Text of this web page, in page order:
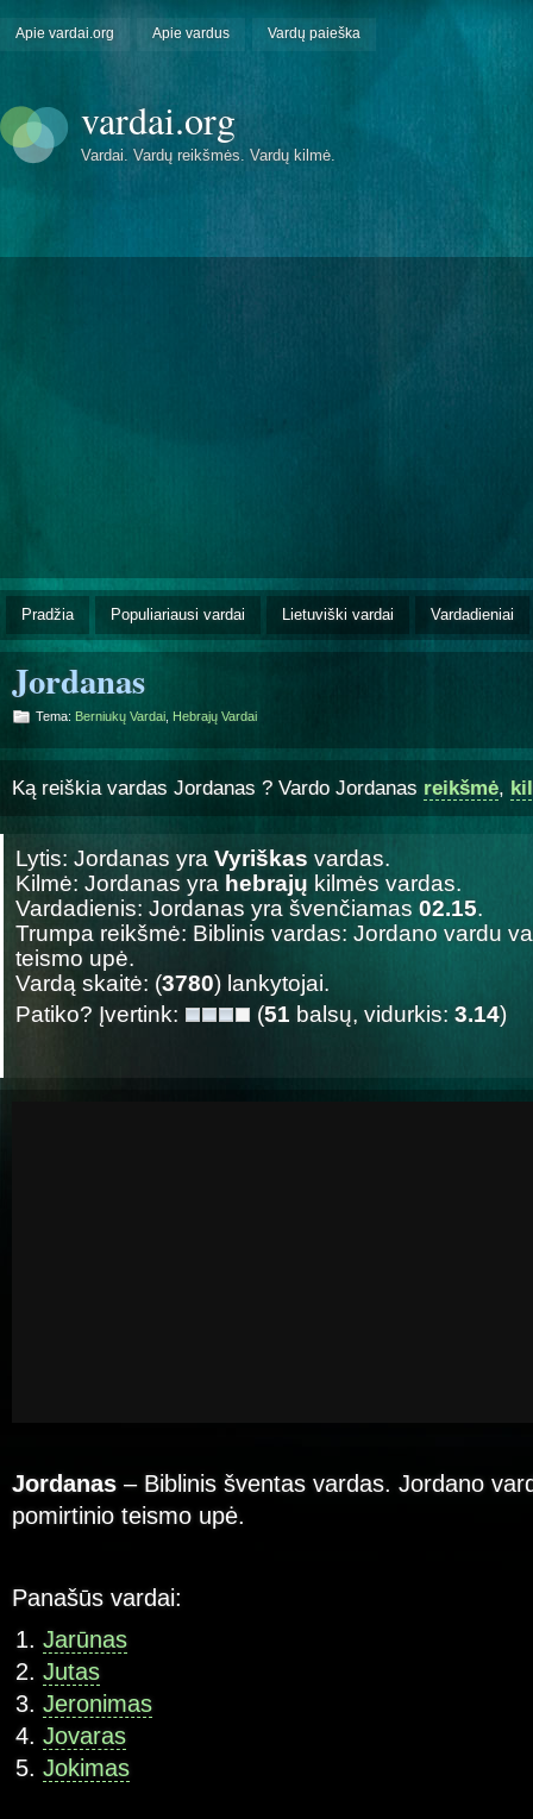
Apie vardai.org Apie vardus Vardų paieška
vardai.org
Vardai. Vardų reikšmės. Vardų kilmė.
Pradžia Populiariausi vardai Lietuviški vardai Vardadieniai
Jordanas
Tema: Berniukų Vardai Hebrajų Vardai
Ką reiškia vardas Jordanas ? Vardo Jordanas reikšmė,
Lytis: Jordanas yra Vyriškas vardas.
Kilmė: Jordanas yra hebrajų kilmės vardas.
Vardadienis: Jordanas yra švenčiamas 02.15.
Trumpa reikšmė: Biblinis vardas: Jordano vardu
teismo upė.
Vardą skaitė: (3780) lankytojai.
Patiko? Įvertink:
(51 balsų, vidurkis: 3.14)
Jordanas – Biblinis šventas vardas. Jordano
pomirtinio teismo upė.
Panašūs vardai:
Jarūnas
Jutas
Jeronimas
Jovaras
Jokimas